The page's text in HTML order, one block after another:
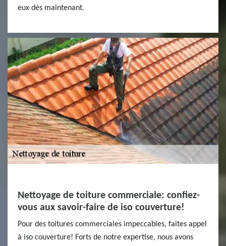
eux dès maintenant.
Nettoyage de toiture commerciale: confiez-
vous aux savoir-faire de iso couverture!
Pour des toitures commerciales impeccables, faites appel
à iso couverture! Forts de notre expertise, nous avons